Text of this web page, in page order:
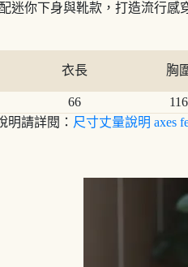
配迷你下身與靴款，打造流行
衣長 胸
66 116
明請詳閱： 尺寸丈量說明 axes